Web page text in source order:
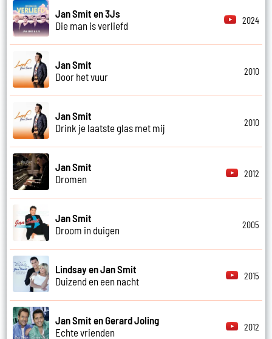
Jan Smit en 3Js
Die man is verliefd
2024
Jan Smit
Door het vuur
2010
Jan Smit
Drink je laatste glas met mij
2010
Jan Smit
Dromen
2012
Jan Smit
Droom in duigen
2005
Lindsay en Jan Smit
Duizend en een nacht
2015
Jan Smit en Gerard Joling
Echte vrienden
2012